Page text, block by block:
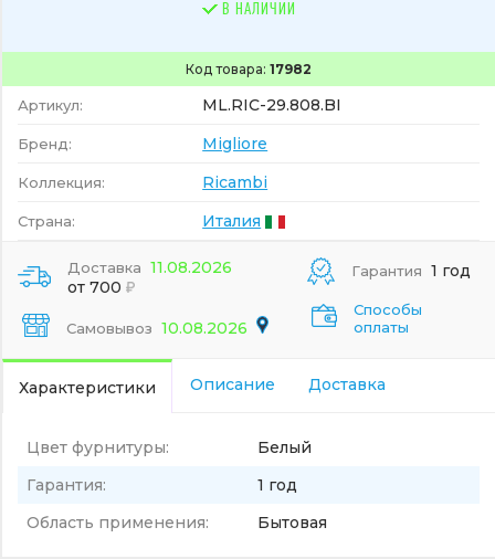
Код товара: 17982
Артикул: ML.RIC-29.808.BI
Бренд: Migliore
Коллекция: Ricambi
Страна: Италия
В НАЛИЧИИ
Доставка 11.08.2026
от 700
Самовывоз 10.08.2026
Гарантия 1 год
Способы
оплаты
Характеристики Описание Доставка
Цвет фурнитуры:
Белый
Гарантия:
1 год
Область применения:
Бытовая